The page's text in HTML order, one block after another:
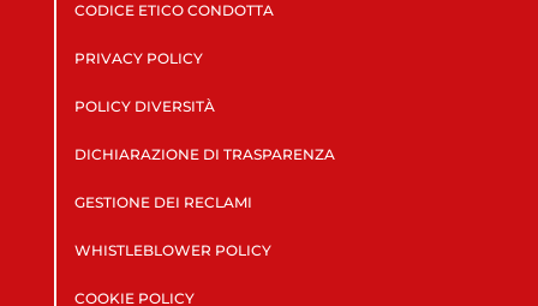
CODICE ETICO CONDOTTA
PRIVACY POLICY
POLICY DIVERSITÀ
DICHIARAZIONE DI TRASPARENZA
GESTIONE DEI RECLAMI
WHISTLEBLOWER POLICY
COOKIE POLICY